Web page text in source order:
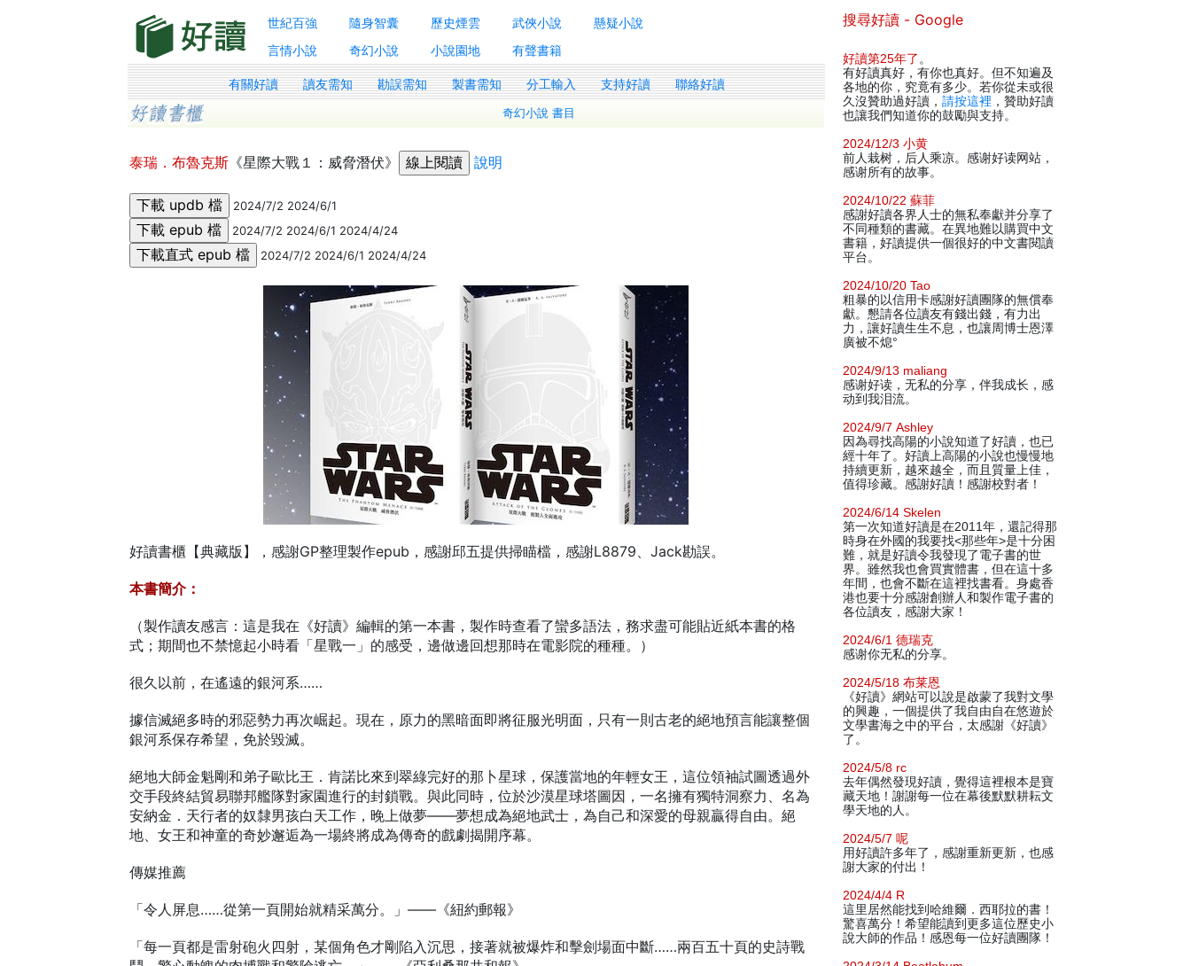
世紀百強 隨身智囊 歷史煙雲 武俠小說
懸疑小說
言情小說
奇幻小說 小說園地 有聲書籍
有關好讀 讀友需知 勘誤需知 製書需知 分工輸入 支持好讀 聯絡好讀
奇幻小說 書目
泰瑞．布魯克斯 《星際大戰１：威脅潛伏》 說明
2024/7/2 2024/6/1
2024/7/2 2024/6/1 2024/4/24
2024/7/2 2024/6/1 2024/4/24
好讀書櫃【典藏版】，感謝GP整理製作epub，感謝邱五提供掃瞄檔，感謝L8879、Jack勘誤。
本書簡介：
（製作讀友感言：這是我在《好讀》編輯的第一本書，製作時查看了蠻多語法，務求盡可能貼近紙本書的格
式；期間也不禁憶起小時看「星戰一」的感受，邊做邊回想那時在電影院的種種。）
很久以前，在遙遠的銀河系……
據信滅絕多時的邪惡勢力再次崛起。現在，原力的黑暗面即將征服光明面，只有一則古老的絕地預言能讓整個
銀河系保存希望，免於毀滅。
絕地大師金魁剛和弟子歐比王．肯諾比來到翠綠完好的那卜星球，保護當地的年輕女王，這位領袖試圖透過外
交手段終結貿易聯邦艦隊對家園進行的封鎖戰。與此同時，位於沙漠星球塔圖因，一名擁有獨特洞察力、名為
安納金．天行者的奴隸男孩白天工作，晚上做夢——夢想成為絕地武士，為自己和深愛的母親贏得自由。絕
地、女王和神童的奇妙邂逅為一場終將成為傳奇的戲劇揭開序幕。
傳媒推薦
「令人屏息……從第一頁開始就精采萬分。」——《紐約郵報》
「每一頁都是雷射砲火四射，某個角色才剛陷入沉思，接著就被爆炸和擊劍場面中斷……兩百五十頁的史詩戰
搜尋好讀 - Google
好讀第25年了 。
有好讀真好，有你也真好。但不知遍及
各地的你，究竟有多少。若你從未或很
久沒贊助過好讀， 請按這裡 ，贊助好讀
也讓我們知道你的鼓勵與支持。
2024/12/3 小黄
前人栽树，后人乘凉。感谢好读网站，
感谢所有的故事。
2024/10/22 蘇菲
感謝好讀各界人士的無私奉獻并分享了
不同種類的書藏。在異地難以購買中文
書籍，好讀提供一個很好的中文書閱讀
平台。
2024/10/20 Tao
粗暴的以信用卡感謝好讀團隊的無償奉
獻。懇請各位讀友有錢出錢，有力出
力，讓好讀生生不息，也讓周博士恩澤
廣被不熄°
2024/9/13 maliang
感谢好读，无私的分享，伴我成长，感
动到我泪流。
2024/9/7 Ashley
因為尋找高陽的小說知道了好讀，也已
經十年了。好讀上高陽的小說也慢慢地
持續更新，越來越全，而且質量上佳，
值得珍藏。感謝好讀！感謝校對者！
2024/6/14 Skelen
第一次知道好讀是在2011年，還記得那
時身在外國的我要找<那些年>是十分困
難，就是好讀令我發現了電子書的世
界。雖然我也會買實體書，但在這十多
年間，也會不斷在這裡找書看。身處香
港也要十分感謝創辦人和製作電子書的
各位讀友，感謝大家！
2024/6/1 德瑞克
感谢你无私的分享。
2024/5/18 布莱恩
《好讀》網站可以說是啟蒙了我對文學
的興趣，一個提供了我自由自在悠遊於
文學書海之中的平台，太感謝《好讀》
了。
2024/5/8 rc
去年偶然發現好讀，覺得這裡根本是寶
藏天地！謝謝每一位在幕後默默耕耘文
學天地的人。
2024/5/7 呢
用好讀許多年了，感謝重新更新，也感
謝大家的付出！
2024/4/4 R
這里居然能找到哈維爾．西耶拉的書！
驚喜萬分！希望能讀到更多這位歷史小
說大師的作品！感恩每一位好讀團隊！